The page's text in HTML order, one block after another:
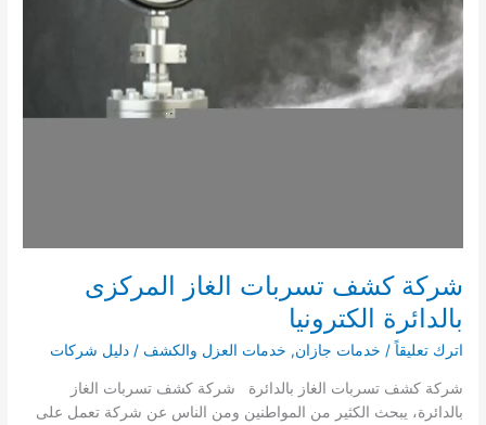
0503790908
شركة كشف تسربات الغاز المركزى
بالدائرة الكترونيا
اترك تعليقاً / خدمات جازان, خدمات العزل والكشف /دليل شركات
شركة كشف تسربات الغاز بالدائرة شركة كشف تسربات الغاز
بالدائرة، يبحث الكثير من المواطنين ومن الناس عن شركة تعمل على